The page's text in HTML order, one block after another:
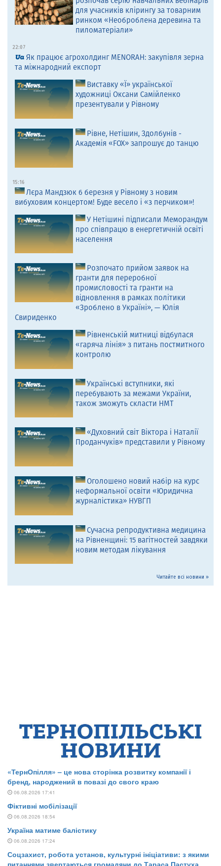
для учасників клірингу за товарним
ринком «Необроблена деревина та
пиломатеріали»
22:07
Як працює агрохолдинг MENORAH: закупівля зерна
та міжнародний експорт
Виставку «Ї» української
художниці Оксани Самійленко
презентували у Рівному
Рівне, Нетішин, Здолбунів -
Академія «FOX» запрошує до танцю
15:16
Лєра Мандзюк 6 березня у Рівному з новим
вибуховим концертом! Буде весело і «з перчиком»!
У Нетішині підписали Меморандум
про співпрацю в енергетичній освіті
населення
Розпочато прийом заявок на
гранти для переробної
промисловості та гранти на
відновлення в рамках політики
«Зроблено в Україні», — Юлія
Свириденко
Рівненській митниці відбулася
«гаряча лінія» з питань постмитного
контролю
Українські вступники, які
перебувають за межами України,
також зможуть скласти НМТ
«Духовний світ Віктора і Наталії
Проданчуків» представили у Рівному
Оголошено новий набір на курс
неформальної освіти «Юридична
журналістика» НУВГП
Сучасна репродуктивна медицина
на Рівненщині: 15 вагітностей завдяки
новим методам лікування
Читайте всі новини »